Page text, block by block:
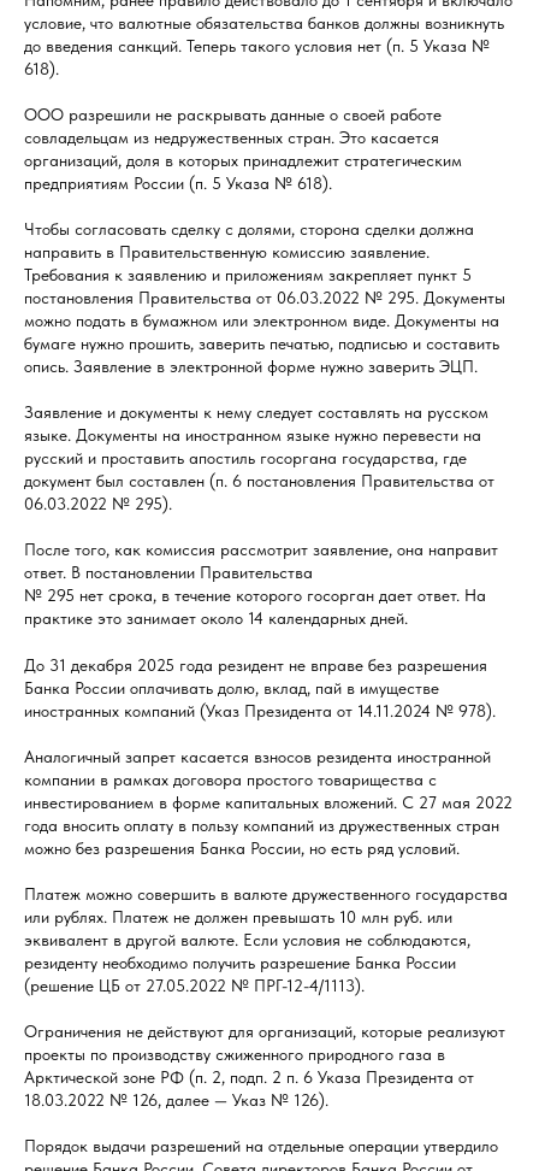
условие, что валютные обязательства банков должны возникнуть
до введения санкций. Теперь такого условия нет (п. 5 Указа №
618).
ООО разрешили не раскрывать данные о своей работе
совладельцам из недружественных стран. Это касается
организаций, доля в которых принадлежит стратегическим
предприятиям России (п. 5 Указа № 618).
Чтобы согласовать сделку с долями, сторона сделки должна
направить в Правительственную комиссию заявление.
Требования к заявлению и приложениям закрепляет пункт 5
постановления Правительства от 06.03.2022 № 295. Документы
можно подать в бумажном или электронном виде. Документы на
бумаге нужно прошить, заверить печатью, подписью и составить
опись. Заявление в электронной форме нужно заверить ЭЦП.
Заявление и документы к нему следует составлять на русском
языке. Документы на иностранном языке нужно перевести на
русский и проставить апостиль госоргана государства, где
документ был составлен (п. 6 постановления Правительства от
06.03.2022 № 295).
После того, как комиссия рассмотрит заявление, она направит
ответ. В постановлении Правительства
№ 295 нет срока, в течение которого госорган дает ответ. На
практике это занимает около 14 календарных дней.
До 31 декабря 2025 года резидент не вправе без разрешения
Банка России оплачивать долю, вклад, пай в имуществе
иностранных компаний (Указ Президента от 14.11.2024 № 978).
Аналогичный запрет касается взносов резидента иностранной
компании в рамках договора простого товарищества с
инвестированием в форме капитальных вложений. С 27 мая 2022
года вносить оплату в пользу компаний из дружественных стран
можно без разрешения Банка России, но есть ряд условий.
Платеж можно совершить в валюте дружественного государства
или рублях. Платеж не должен превышать 10 млн руб. или
эквивалент в другой валюте. Если условия не соблюдаются,
резиденту необходимо получить разрешение Банка России
(решение ЦБ от 27.05.2022 № ПРГ-12-4/1113).
Ограничения не действуют для организаций, которые реализуют
проекты по производству сжиженного природного газа в
Арктической зоне РФ (п. 2, подп. 2 п. 6 Указа Президента от
18.03.2022 № 126, далее — Указ № 126).
Порядок выдачи разрешений на отдельные операции утвердило